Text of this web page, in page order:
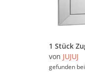
von JUJUJ
gefunden bei